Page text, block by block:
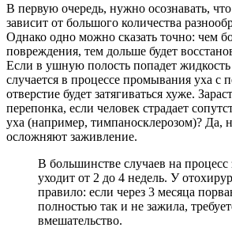
В первую очередь, нужно осознавать,
зависит от большого количества
Однако одно можно сказать точно: чем
повреждения, тем дольше будет
Если в ушную полость попадет жидкость
случается в процессе промывания уха
отверстие будет затягиваться хуже.
перепонка, если человек страдает
уха (например, тимпаносклерозом)? Да,
осложняют заживление.
В большинстве случаев на процесс
уходит от 2 до 4 недель. У
правило: если через 3 месяца
полностью так и не зажила,
вмешательство.